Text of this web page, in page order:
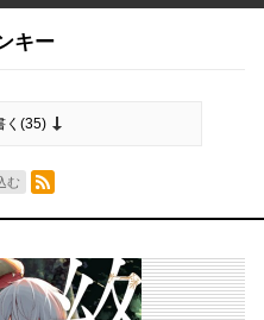
キー
く(35)
む
RSSフィード